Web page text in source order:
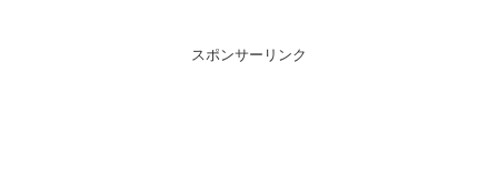
スポンサーリンク